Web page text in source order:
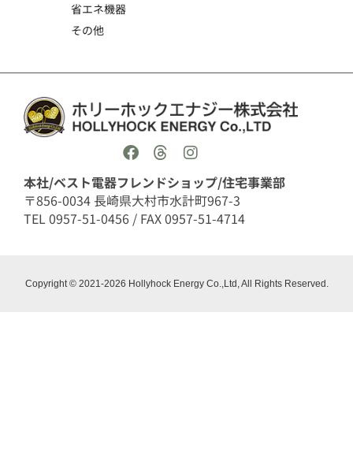
省エネ機器
その他
本社/ベスト電器フレンドショップ/住宅事業部
〒856-0034 長崎県大村市水計町967-3
TEL 0957-51-0456 / FAX 0957-51-4714
Copyright © 2021-2026 Hollyhock Energy Co.,Ltd, All Rights Reserved.